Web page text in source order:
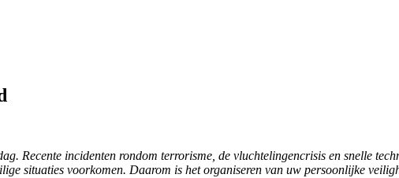
Recente incidenten rondom terrorisme, de vluchtelingencrisis en snelle
situaties voorkomen. Daarom is het organiseren van uw persoonlijke